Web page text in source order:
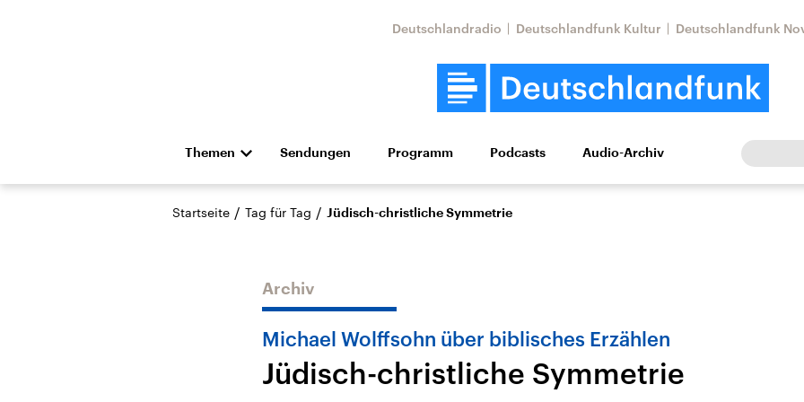
Deutschlandradio Deutschlandfunk Kultur Deutschlandfunk
Themen
Die Nachrichten Politik Wirtschaft Wissen Kultur Europa
Hörspiel und Feature Musik
Nahostkonflikt
Iran
Aktuelle Lage und
Faktenchecks
Sendungen Programm Podcasts Audio-Archiv
Startseite / Tag für Tag / Jüdisch-christliche Symmetrie
Archiv
Michael Wolffsohn über biblisches Erzählen
Jüdisch-christliche Symmetrie